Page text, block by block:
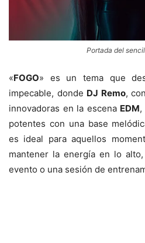
Portada del
«FOGO» es un tema que
impecable, donde DJ Remo,
innovadoras en la escena EDM,
potentes con una base
es ideal para aquellos
mantener la energía en lo
evento o una sesión de